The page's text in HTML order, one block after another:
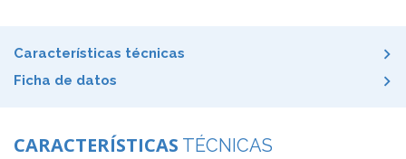
Características técnicas
Ficha de datos
CARACTERÍSTICAS TÉCNICAS